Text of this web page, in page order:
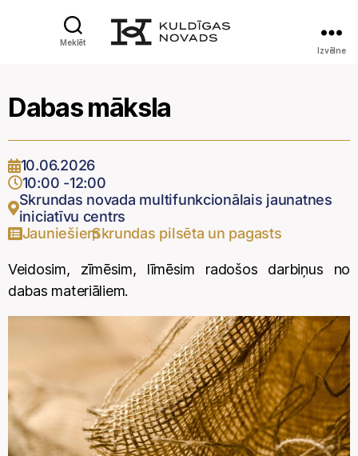
Meklēt
Izvēlne
Dabas māksla
10.06.2026
10:00 -12:00
Skrundas novada multifunkcionālais jaunatnes
iniciatīvu centrs
Jauniešiem
,
Skrundas pilsēta un pagasts
Veidosim, zīmēsim, līmēsim radošos darbiņus no
dabas materiāliem.